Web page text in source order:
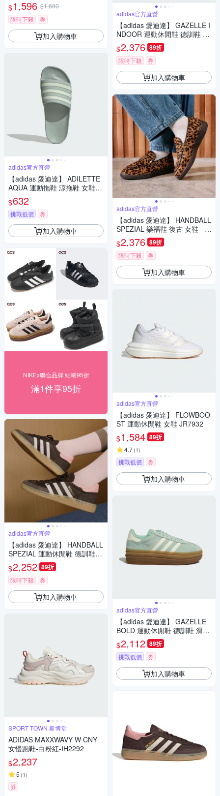
$1,596 $1,680
限時下殺
券
加入購物車
adidas官方直營
【adidas 愛迪達】 ADILETTE
AQUA 運動拖鞋 涼拖鞋 女鞋 I
H9000
$632
挑戰低價 券
加入購物車
NIKEx聯合品牌 結帳95折
滿1件享95折
adidas官方直營
【adidas 愛迪達】 HANDBALL
SPEZIAL 運動休閒鞋 德訓鞋
滑板 復古 女鞋 - Originals JR0
852
$2,252 89折
限時下殺 券
加入購物車
SPORT TOWN 斯博堂
ADIDAS MAXXWAVY W CNY
女慢跑鞋-白粉紅-IH2292
$2,237
5 (1)
券
adidas官方直營
【adidas 愛迪達】 GAZELLE I
NDOOR 運動休閒鞋 德訓鞋 滑
板 復古 女鞋 - Originals JP834
1
$2,376 89折
限時下殺 券
加入購物車
adidas官方直營
【adidas 愛迪達】 HANDBALL
SPEZIAL 樂福鞋 復古 女鞋 - O
riginals KJ2526
$2,376 89折
限時下殺 券
加入購物車
adidas官方直營
【adidas 愛迪達】 FLOWBOO
ST 運動休閒鞋 女鞋 JR7932
$1,584 89折
4.7(1)
挑戰低價 券
加入購物車
adidas官方直營
【adidas 愛迪達】 GAZELLE
BOLD 運動休閒鞋 德訓鞋 滑板
復古 厚底鞋 女 - Originals JS3
902
$2,112 89折
挑戰低價 券
加入購物車